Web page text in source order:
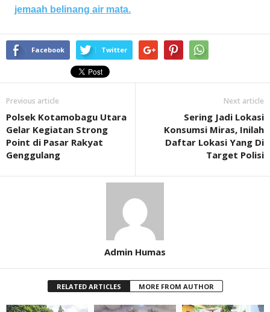
jemaah belinang air mata.
Facebook Twitter
Previous article
Polsek Kotamobagu Utara
Gelar Kegiatan Strong
Point di Pasar Rakyat
Genggulang
Next article
Sering Jadi Lokasi
Konsumsi Miras, Inilah
Daftar Lokasi Yang Di
Target Polisi
Admin Humas
RELATED ARTICLES MORE FROM AUTHOR